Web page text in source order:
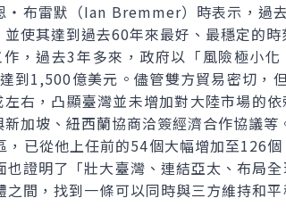
雷默（Ian Bremmer）時表示，過去
使其達到過去60年來最好、最穩定的時
過去3年多來，政府以「風險極小化
到1,500億美元。儘管雙方貿易密切，
右，凸顯臺灣並未增加對大陸市場的依
加坡、紐西蘭協商洽簽經濟合作協議等
已從他上任前的54個大幅增加至126個
證明了「壯大臺灣、連結亞太、布局
間，找到一條可以同時與三方維持和